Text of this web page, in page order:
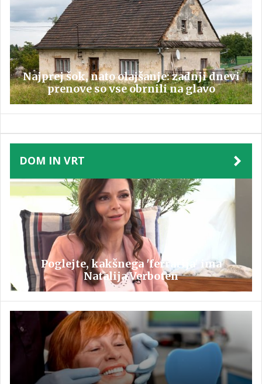
Najprej šok, nato olajšanje: zadnji dnevi
prenove so vse obrnili na glavo
DOM IN VRT
Poglejte, kakšnega 'ferrarija' ima
Natalija Verboten